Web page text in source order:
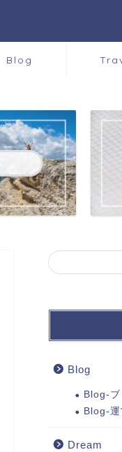
Blog
Blog
Blog-ブ
Blog-
Dream